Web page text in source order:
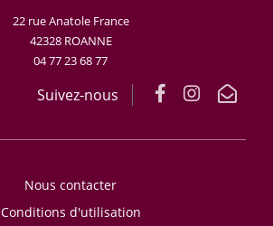
22 rue Anatole France
42328 ROANNE
04 77 23 68 77
Suivez-nous
Nous contacter
Conditions d'utilisation